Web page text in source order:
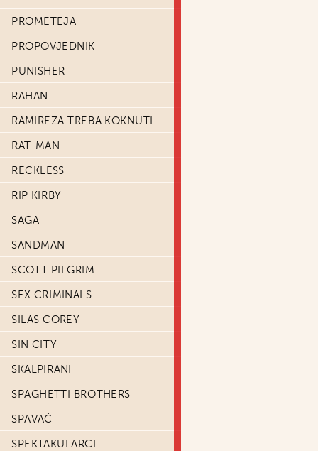
PROMETEJA
PROPOVJEDNIK
PUNISHER
RAHAN
RAMIREZA TREBA KOKNUTI
RAT-MAN
RECKLESS
RIP KIRBY
SAGA
SANDMAN
SCOTT PILGRIM
SEX CRIMINALS
SILAS COREY
SIN CITY
SKALPIRANI
SPAGHETTI BROTHERS
SPAVAČ
SPEKTAKULARCI